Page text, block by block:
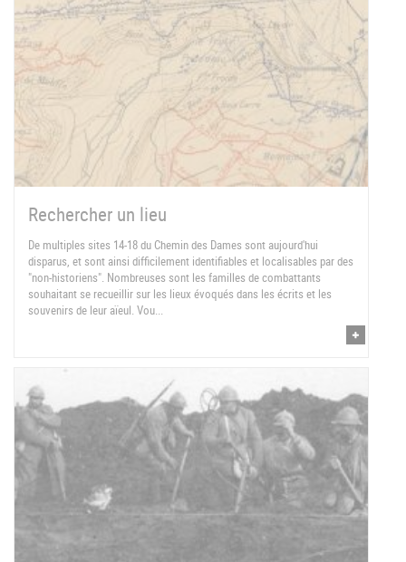
Rechercher un lieu
De multiples sites 14-18 du Chemin des Dames sont aujourd'hui
disparus, et sont ainsi difficilement identifiables et localisables par des
"non-historiens". Nombreuses sont les familles de combattants
souhaitant se recueillir sur les lieux évoqués dans les écrits et les
souvenirs de leur aïeul. Vou...